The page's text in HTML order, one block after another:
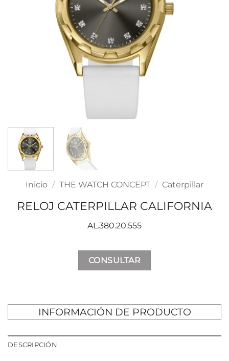
Inicio / THE WATCH CONCEPT / Caterpillar
RELOJ CATERPILLAR CALIFORNIA
AL.380.20.555
CONSULTAR
INFORMACIÓN DE PRODUCTO
DESCRIPCIÓN